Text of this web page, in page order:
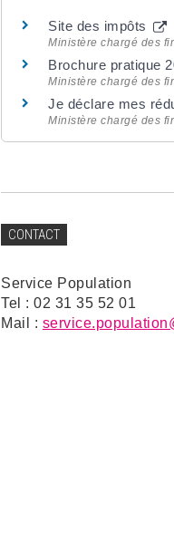
Site des impôts
Ministère chargé des
Brochure pratique
Ministère chargé des
Je déclare mes
Ministère chargé des
CONTACT
Service Population
Tel : 02 31 35 52 01
Mail :